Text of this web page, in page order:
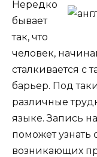
Нередко
бывает
так, что
человек,
сталкивается с
барьер. Под
различные
языке. Запись на
поможет
возникающих